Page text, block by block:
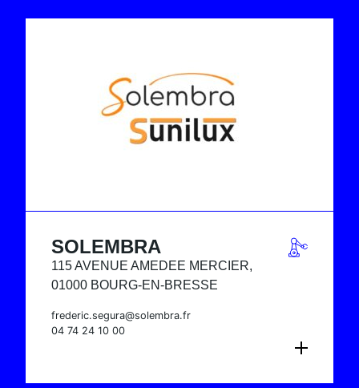
SOLEMBRA
115 AVENUE AMEDEE MERCIER,
01000 BOURG-EN-BRESSE
frederic.segura@solembra.fr
04 74 24 10 00